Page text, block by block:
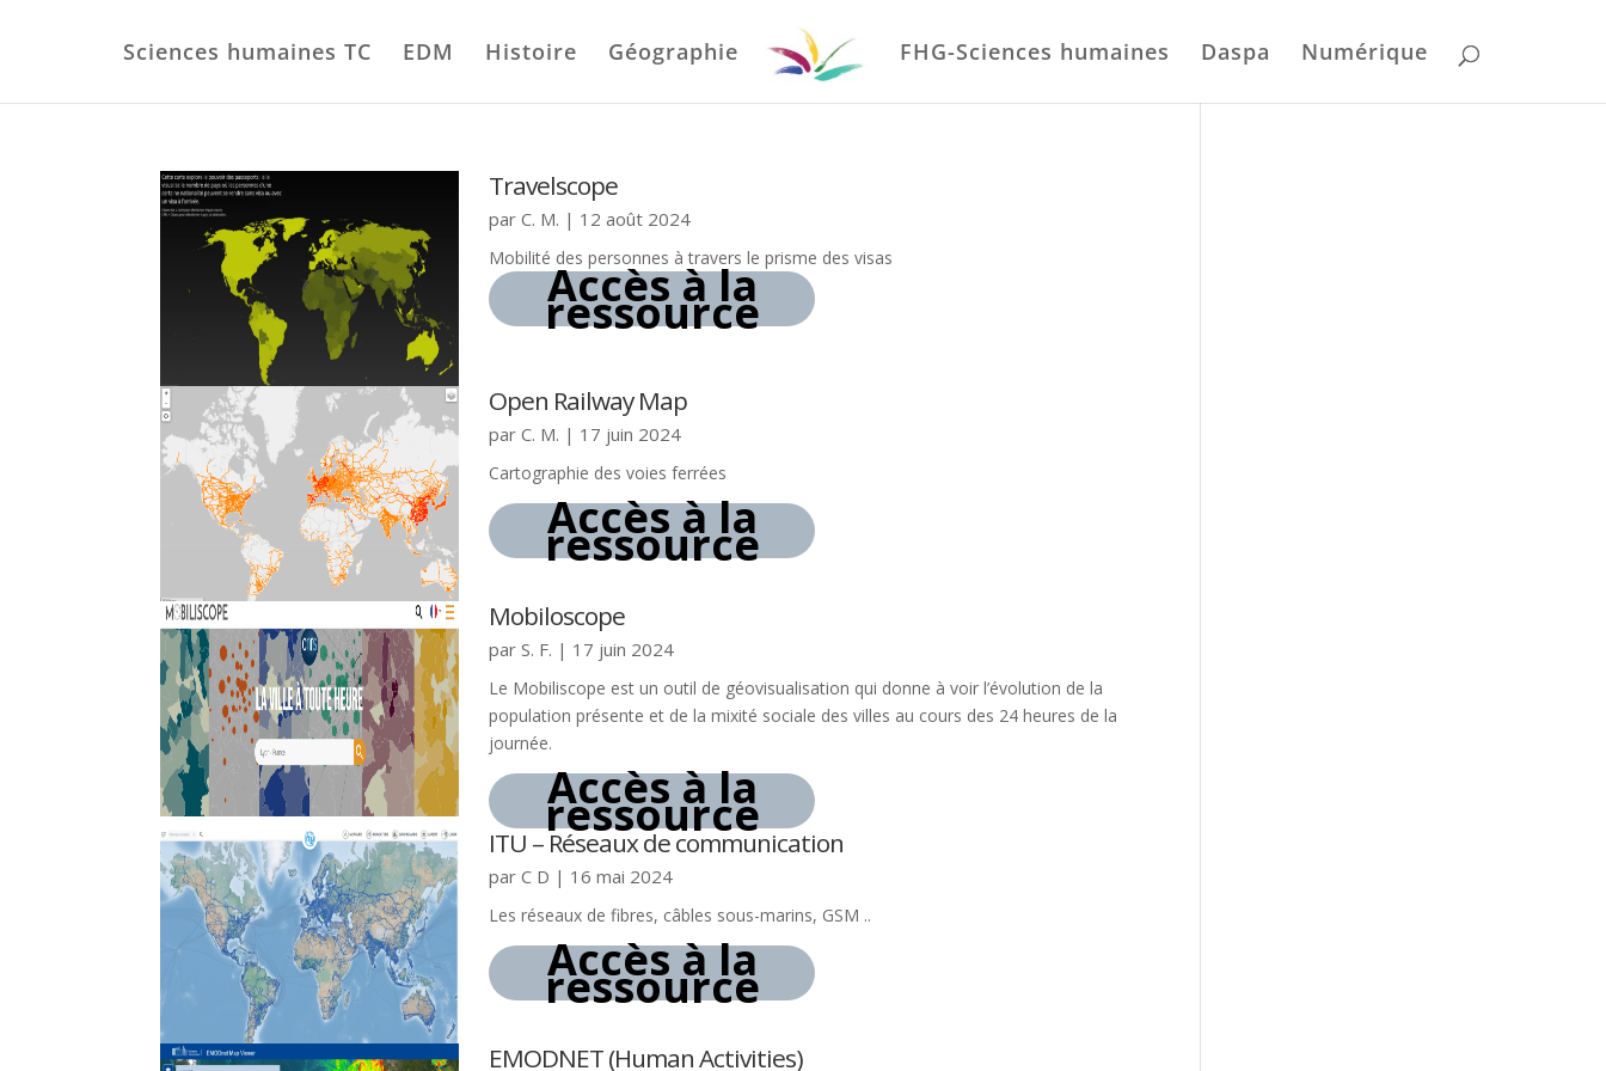
Sciences humaines TC EDM Histoire Géographie FHG-Sciences humaines Daspa Numérique
Travelscope
parC. M. | 12 août 2024
Mobilité des personnes à travers le prisme des visas
Accès à la
ressource
Open Railway Map
parC. M. | 17 juin 2024
Cartographie des voies ferrées
Accès à la
ressource
Mobiloscope
parS. F. | 17 juin 2024
Le Mobiliscope est un outil de géovisualisation qui donne à voir l’évolution de la
population présente et de la mixité sociale des villes au cours des 24 heures de la
journée.
Accès à la
ressource
ITU – Réseaux de communication
parC D | 16 mai 2024
Les réseaux de fibres, câbles sous-marins, GSM ..
Accès à la
ressource
EMODNET (Human Activities)